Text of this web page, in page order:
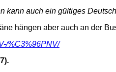
kann auch ein gültiges
hängen aber auch an der
%C3%96PNV/